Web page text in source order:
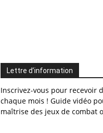
Lettre d’information
Inscrivez-vous pour recevoir
chaque mois ! Guide vidéo
maîtrise des jeux de combat